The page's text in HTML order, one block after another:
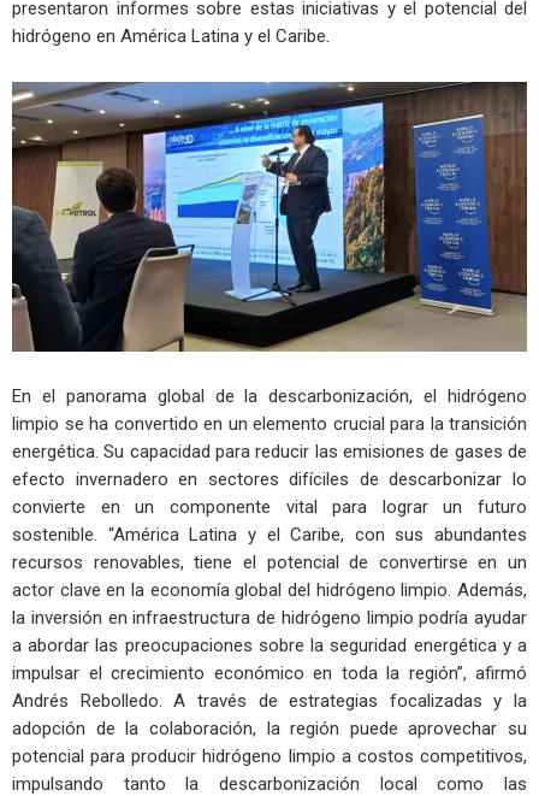
presentaron informes sobre estas iniciativas y el potencial del
hidrógeno en América Latina y el Caribe.
En el panorama global de la descarbonización, el hidrógeno
limpio se ha convertido en un elemento crucial para la transición
energética. Su capacidad para reducir las emisiones de gases de
efecto invernadero en sectores difíciles de descarbonizar lo
convierte en un componente vital para lograr un futuro
sostenible. “América Latina y el Caribe, con sus abundantes
recursos renovables, tiene el potencial de convertirse en un
actor clave en la economía global del hidrógeno limpio. Además,
la inversión en infraestructura de hidrógeno limpio podría ayudar
a abordar las preocupaciones sobre la seguridad energética y a
impulsar el crecimiento económico en toda la región”, afirmó
Andrés Rebolledo. A través de estrategias focalizadas y la
adopción de la colaboración, la región puede aprovechar su
potencial para producir hidrógeno limpio a costos competitivos,
impulsando tanto la descarbonización local como las